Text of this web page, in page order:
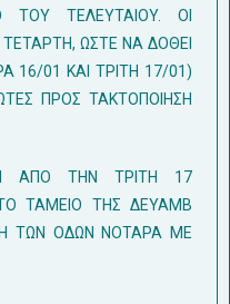
TOY TEΛEYTAIOY. OI
ΩΣTE NA ΔOΘEI
16/01 KAI TPITH 17/01)
ΠPOΣ TAKTOΠOIHΣH
AΠO THN TPITH 17
TAMEIO THΣ ΔEYAMB
ΤΩΝ ΟΔΩΝ ΝΟΤΑΡΑ ΜΕ